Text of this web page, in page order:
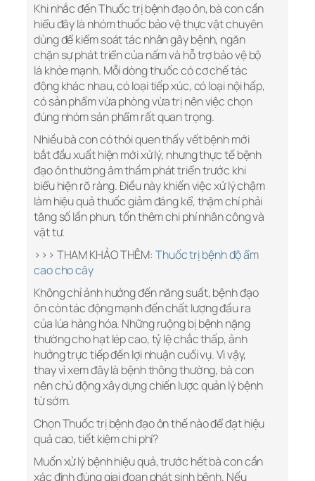
Khi nhắc đến Thuốc trị bệnh đạo ôn, bà con cần
hiểu đây là nhóm thuốc bảo vệ thực vật chuyên
dùng để kiểm soát tác nhân gây bệnh, ngăn
chặn sự phát triển của nấm và hỗ trợ bảo vệ bộ
lá khỏe mạnh. Mỗi dòng thuốc có cơ chế tác
động khác nhau, có loại tiếp xúc, có loại nội hấp,
có sản phẩm vừa phòng vừa trị nên việc chọn
đúng nhóm sản phẩm rất quan trọng.
Nhiều bà con có thói quen thấy vết bệnh mới
bắt đầu xuất hiện mới xử lý, nhưng thực tế bệnh
đạo ôn thường âm thầm phát triển trước khi
biểu hiện rõ ràng. Điều này khiến việc xử lý chậm
làm hiệu quả thuốc giảm đáng kể, thậm chí phải
tăng số lần phun, tốn thêm chi phí nhân công và
vật tư.
>>> THAM KHẢO THÊM: Thuốc trị bệnh độ ẩm
cao cho cây
Không chỉ ảnh hưởng đến năng suất, bệnh đạo
ôn còn tác động mạnh đến chất lượng đầu ra
của lúa hàng hóa. Những ruộng bị bệnh nặng
thường cho hạt lép cao, tỷ lệ chắc thấp, ảnh
hưởng trực tiếp đến lợi nhuận cuối vụ. Vì vậy,
thay vì xem đây là bệnh thông thường, bà con
nên chủ động xây dựng chiến lược quản lý bệnh
từ sớm.
Chọn Thuốc trị bệnh đạo ôn thế nào để đạt hiệu
quả cao, tiết kiệm chi phí?
Muốn xử lý bệnh hiệu quả, trước hết bà con cần
xác định đúng giai đoạn phát sinh bệnh. Nếu